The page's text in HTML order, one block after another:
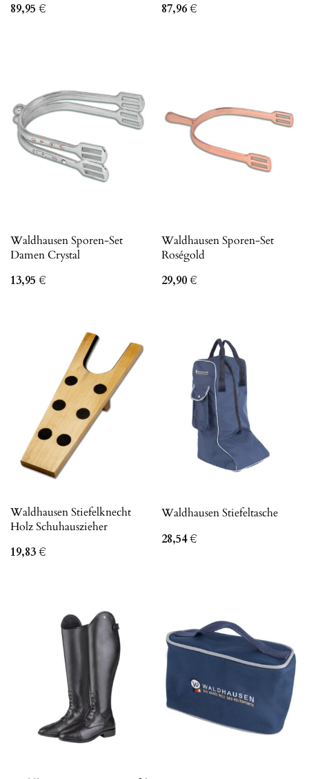
89,95 €
87,96€
Waldhausen Sporen-Set
Damen Crystal
13,95 €
Waldhausen Sporen-Set
Roségold
29,90€
Waldhausen Stiefelknecht
Holz Schuhauszieher
19,83€
Waldhausen Stiefeltasche
28,54€